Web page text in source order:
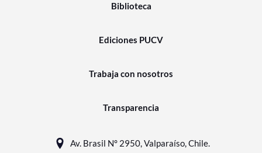
Biblioteca
Ediciones PUCV
Trabaja con nosotros
Transparencia
Av. Brasil N° 2950, Valparaíso, Chile.